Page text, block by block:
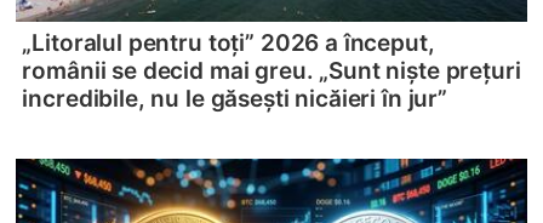
„Litoralul pentru toți” 2026 a început,
românii se decid mai greu. „Sunt niște prețuri
incredibile, nu le găsești nicăieri în jur”